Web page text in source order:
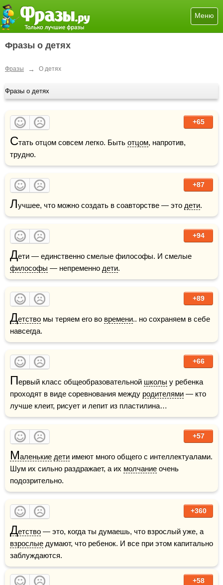
Меню
Фразы о детях
Фразы → О детях
Фразы о детях
+65
Стать отцом совсем легко. Быть отцом, напротив,
трудно.
+87
Лучшее, что можно создать в соавторстве — это дети.
+94
Д
философы — непременно дети.
+89
Детство мы теряем его во времени.. но сохраняем в себе
навсегда.
+66
Первый класс общеобразовательной школы у ребенка
проходят в виде соревнования между родителями — кто
лучше клеит, рисует и лепит из пластилина…
+57
Маленькие дети имеют много общего с интеллектуалами.
Шум их сильно раздражает, а их молчание очень
подозрительно.
+360
Детство
взрослые думают, что ребенок. И все при этом капитально
заблуждаются.
+58